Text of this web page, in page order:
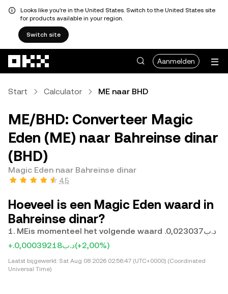
Looks like you're in the United States. Switch to the United States site
for products available in your region.
Switch site
Aanmelden
Start Calculator ME naar BHD
ME/BHD: Converteer Magic
Eden (ME) naar Bahreinse dinar
(BHD)
Magic Eden naar Bahreinse dinar
4,5
Hoeveel is een Magic Eden waard in
Bahreinse dinar?
1. MEis momenteel het volgende waard .د.ب0,023037
+.د.ب0,00039218(+2,00%)
Laatst bijgewerkt: Sat Aug 08 2026 02:56:47 (UTC+0000) (Coordinated
Universal Time)